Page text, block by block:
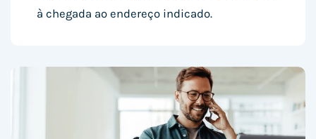
à chegada ao endereço indicado.